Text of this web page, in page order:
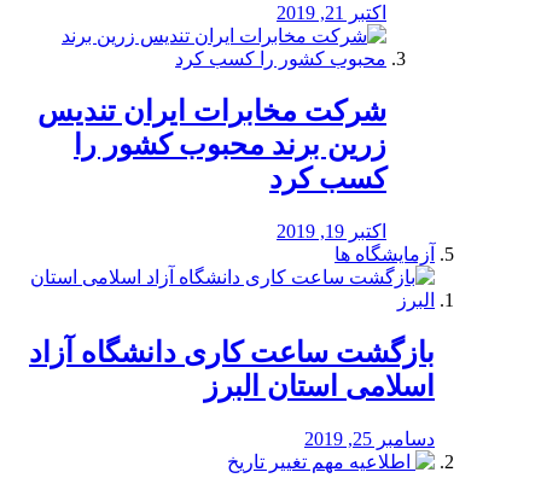
اکتبر 21, 2019
شرکت مخابرات ایران تندیس
زرین برند محبوب کشور را
کسب کرد
اکتبر 19, 2019
آزمایشگاه ها
بازگشت ساعت کاری دانشگاه آزاد
اسلامی استان البرز
دسامبر 25, 2019